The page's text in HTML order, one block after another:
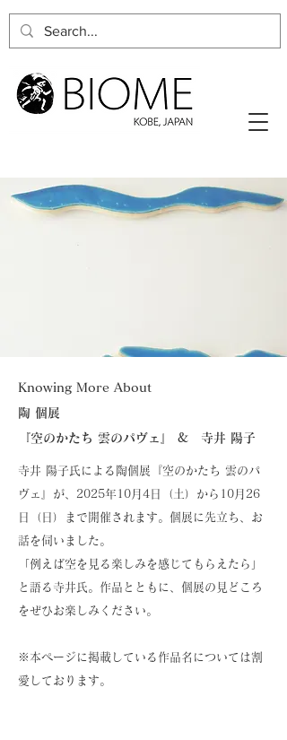
Knowing More About
陶 個展
『空のかたち 雲のパヴェ』 & 寺井 陽子
寺井 陽子氏による陶個展『空のかたち 雲のパ
ヴェ』が、2025年10月4日（土）から10月26
日（日）まで開催されます。個展に先立ち、お
話を伺いました。
「例えば空を見る楽しみを感じてもらえたら」
と語る寺井氏。作品とともに、個展の見どころ
をぜひお楽しみください。
※本ページに掲載している作品名については割
愛しております。